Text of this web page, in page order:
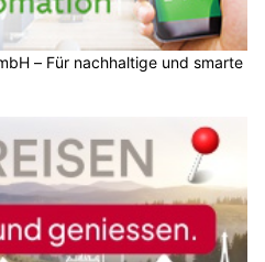
– Für nachhaltige und smarte